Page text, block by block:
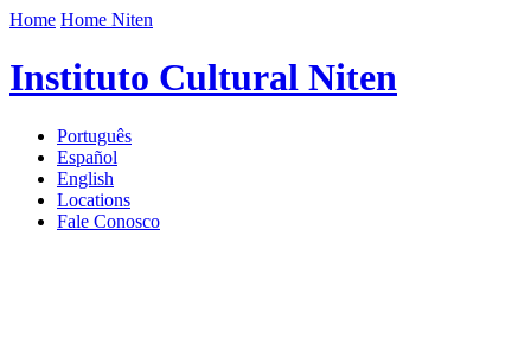
Home Home Niten
Instituto Cultural Niten
Português
Español
English
Locations
Fale Conosco